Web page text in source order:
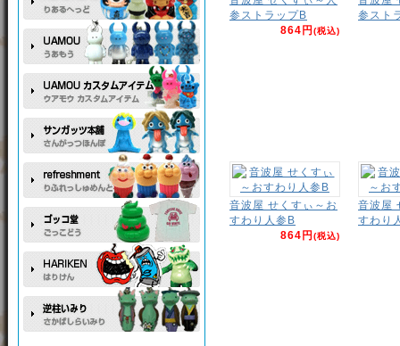
参ストラップB
864円(税込)
参スト
音波屋 せくすぃ～お
すわり人参B
864円(税込)
音波屋
すわり